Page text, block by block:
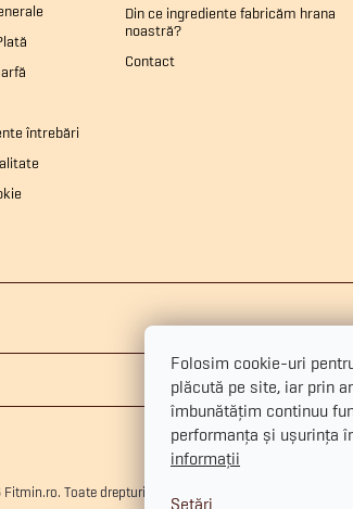
Folosim cookie-uri
plăcută pe site, iar prin
îmbunătățim continuu
performanța și ușurința
informații
Setări
întrebări
Din ce ingrediente fabricăm hrana
noastră?
Contact
Fitmin.ro. Toate drepturile rezervate.